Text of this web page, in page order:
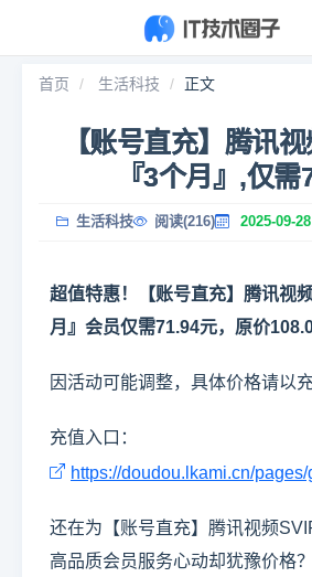
首页 生活科技 正文
【账号直充】腾讯
『3个月』,仅
生活科技 阅读(216) 2025-09-
超值特惠！【账号直充】腾讯视
月』会员仅需71.94元，原价
因活动可能调整，具体价格请以
充值入口：
https://doudou.lkami.cn/pages/
还在为【账号直充】腾讯视频
高品质会员服务心动却犹豫价格